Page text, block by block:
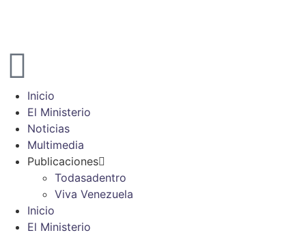
Inicio
El Ministerio
Noticias
Multimedia
Publicaciones
Todasadentro
Viva Venezuela
Inicio
El Ministerio